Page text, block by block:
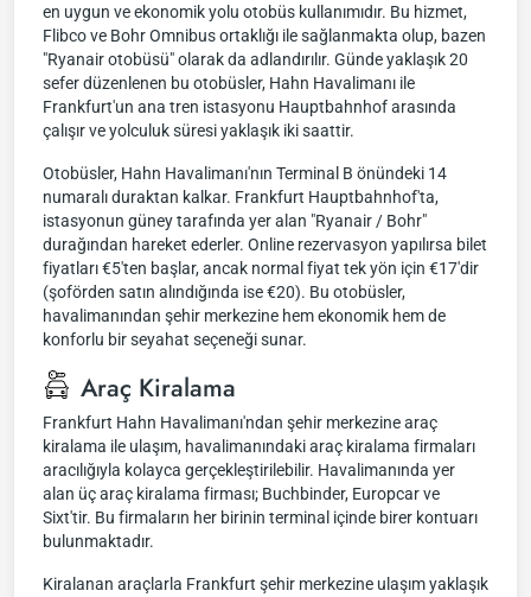
en uygun ve ekonomik yolu otobüs kullanımıdır. Bu hizmet,
Flibco ve Bohr Omnibus ortaklığı ile sağlanmakta olup, bazen
"Ryanair otobüsü" olarak da adlandırılır. Günde yaklaşık 20
sefer düzenlenen bu otobüsler, Hahn Havalimanı ile
Frankfurt'un ana tren istasyonu Hauptbahnhof arasında
çalışır ve yolculuk süresi yaklaşık iki saattir.
Otobüsler, Hahn Havalimanı'nın Terminal B önündeki 14
numaralı duraktan kalkar. Frankfurt Hauptbahnhof'ta,
istasyonun güney tarafında yer alan "Ryanair / Bohr"
durağından hareket ederler. Online rezervasyon yapılırsa bilet
fiyatları €5'ten başlar, ancak normal fiyat tek yön için €17'dir
(şoförden satın alındığında ise €20). Bu otobüsler,
havalimanından şehir merkezine hem ekonomik hem de
konforlu bir seyahat seçeneği sunar.
Araç Kiralama
Frankfurt Hahn Havalimanı'ndan şehir merkezine araç
kiralama ile ulaşım, havalimanındaki araç kiralama firmaları
aracılığıyla kolayca gerçekleştirilebilir. Havalimanında yer
alan üç araç kiralama firması; Buchbinder, Europcar ve
Sixt'tir. Bu firmaların her birinin terminal içinde birer kontuarı
bulunmaktadır.
Kiralanan araçlarla Frankfurt şehir merkezine ulaşım yaklaşık